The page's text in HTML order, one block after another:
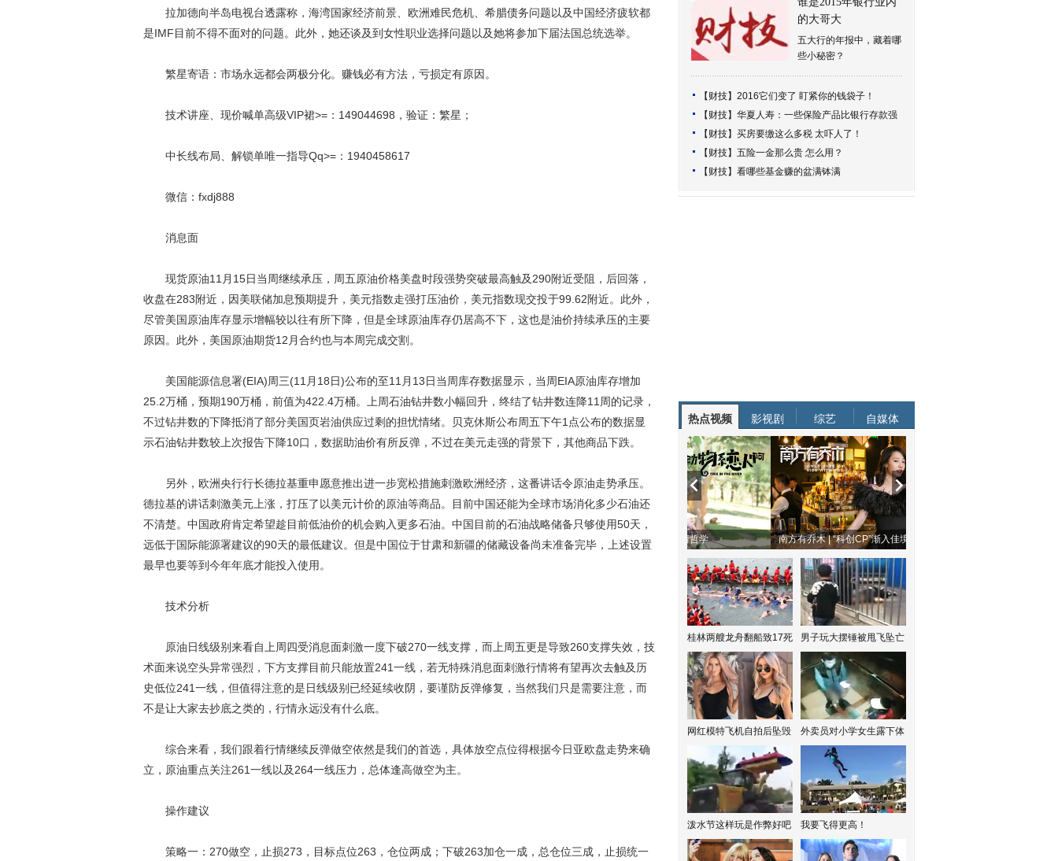
拉加德向半岛电视台透露称，海湾国家经济前景、欧洲难民危机、希腊债务问题以及中国经济疲软都
是IMF目前不得不面对的问题。此外，她还谈及到女性职业选择问题以及她将参加下届法国总统选举。
繁星寄语：市场永远都会两极分化。赚钱必有方法，亏损定有原因。
技术讲座、现价喊单高级VIP裙>=：149044698，验证：繁星；
中长线布局、解锁单唯一指导Qq>=：1940458617
微信：fxdj888
消息面
现货原油11月15日当周继续承压，周五原油价格美盘时段强势突破最高触及290附近受阻，后回落，
收盘在283附近，因美联储加息预期提升，美元指数走强打压油价，美元指数现交投于99.62附近。此外，
尽管美国原油库存显示增幅较以往有所下降，但是全球原油库存仍居高不下，这也是油价持续承压的主要
原因。此外，美国原油期货12月合约也与本周完成交割。
美国能源信息署(EIA)周三(11月18日)公布的至11月13日当周库存数据显示，当周EIA原油库存增加
25.2万桶，预期190万桶，前值为422.4万桶。上周石油钻井数小幅回升，终结了钻井数连降11周的记录，
不过钻井数的下降抵消了部分美国页岩油供应过剩的担忧情绪。贝克休斯公布周五下午1点公布的数据显
示石油钻井数较上次报告下降10口，数据助油价有所反弹，不过在美元走强的背景下，其他商品下跌。
另外，欧洲央行行长德拉基重申愿意推出进一步宽松措施刺激欧洲经济，这番讲话令原油走势承压。
德拉基的讲话刺激美元上涨，打压了以美元计价的原油等商品。目前中国还能为全球市场消化多少石油还
不清楚。中国政府肯定希望趁目前低油价的机会购入更多石油。中国目前的石油战略储备只够使用50天，
远低于国际能源署建议的90天的最低建议。但是中国位于甘肃和新疆的储藏设备尚未准备完毕，上述设置
最早也要等到今年年底才能投入使用。
技术分析
原油日线级别来看自上周四受消息面刺激一度下破270一线支撑，而上周五更是导致260支撑失效，技
术面来说空头异常强烈，下方支撑目前只能放置241一线，若无特殊消息面刺激行情将有望再次去触及历
史低位241一线，但值得注意的是日线级别已经延续收阴，要谨防反弹修复，当然我们只是需要注意，而
不是让大家去抄底之类的，行情永远没有什么底。
综合来看，我们跟着行情继续反弹做空依然是我们的首选，具体放空点位得根据今日亚欧盘走势来确
立，原油重点关注261一线以及264一线压力，总体逢高做空为主。
操作建议
策略一：270做空，止损273，目标点位263，仓位两成；下破263加仓一成，总仓位三成，止损统一
的大哥大
五大行的年报中，藏着哪
些小秘密？
【财技】 2016它们变了 盯紧你的钱袋子！
【财技】 华夏人寿：一些保险产品比银行存款强
【财技】 买房要缴这么多税 太吓人了！
【财技】 五险一金那么贵 怎么用？
【财技】 看哪些基金赚的盆满钵满
热点视频 影视剧 综艺 自媒体
动物系恋人啊 | 钟欣潼体验爱情哲学
桂林两艘龙舟翻船致17死 男子玩大摆锤被甩飞坠亡
网红模特飞机自拍后坠毁 外卖员对小学女生露下体
泼水节这样玩是作弊好吧 我要飞得更高！